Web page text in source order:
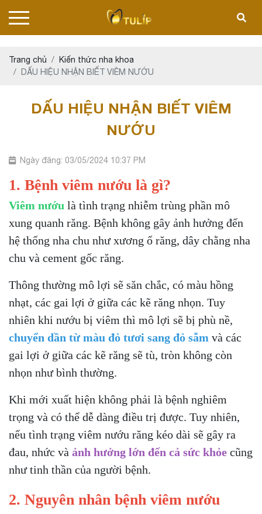
Trang chủ
Kiến thức nha khoa
DẤU HIỆU NHẬN BIẾT VIÊM NƯỚU
DẤU HIỆU NHẬN BIẾT VIÊM
NƯỚU
Ngày đăng: 03/05/2024 10:37 PM
1. Bệnh viêm nướu là gì?
Viêm nướu là tình trạng nhiễm trùng phần mô
xung quanh răng. Bệnh không gây ảnh hưởng đến
hệ thống nha chu như xương ổ răng, dây chằng nha
chu và cement gốc răng.
Thông thường mô lợi sẽ săn chắc, có màu hồng
nhạt, các gai lợi ở giữa các kẽ răng nhọn. Tuy
nhiên khi nướu bị viêm thì mô lợi sẽ bị phù nề,
chuyển dần từ màu đỏ tươi sang đỏ sẫm và các
gai lợi ở giữa các kẽ răng sẽ tù, tròn không còn
nhọn như bình thường.
Khi mới xuất hiện không phải là bệnh nghiêm
trọng và có thể dễ dàng điều trị được. Tuy nhiên,
nếu tình trạng viêm nướu răng kéo dài sẽ gây ra
đau, nhức và ảnh hưởng lớn đến cả sức khỏe cũng
như tinh thần của người bệnh.
2. Nguyên nhân bệnh viêm nướu